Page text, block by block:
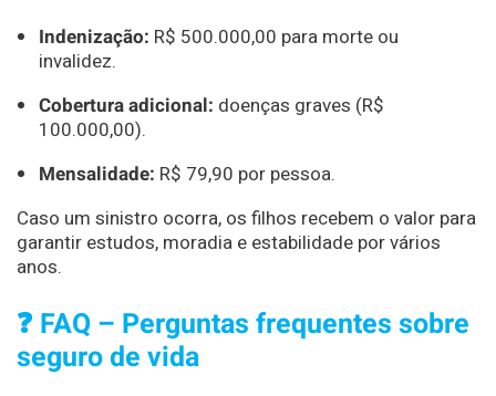
Indenização: R$ 500.000,00 para morte ou
invalidez.
Cobertura adicional: doenças graves (R$
100.000,00).
Mensalidade: R$ 79,90 por pessoa.
Caso um sinistro ocorra, os filhos recebem o valor para
garantir estudos, moradia e estabilidade por vários
anos.
❓ FAQ – Perguntas frequentes sobre
seguro de vida